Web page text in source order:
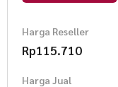
Harga Reseller
Rp115.710
Harga Jual